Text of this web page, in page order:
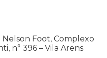
Foot, Complexo
n° 396 – Vila Arens